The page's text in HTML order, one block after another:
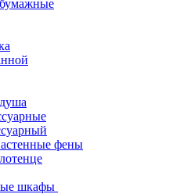
фены
шкафы